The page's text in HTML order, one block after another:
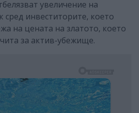
увеличение на
сред инвеститорите, което
на цената на златото, което
за актив-убежище.